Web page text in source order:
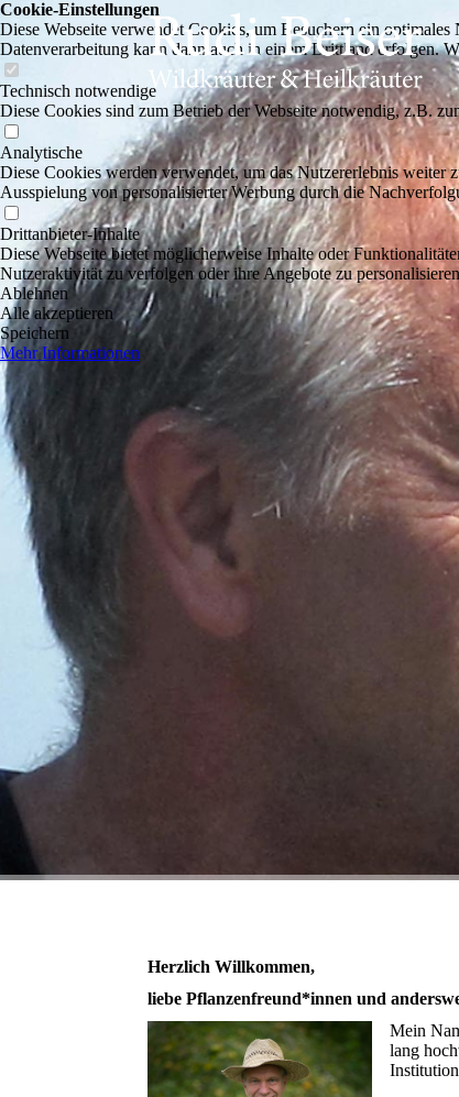
Herzlich Willkommen,
liebe Pflanzenfreund*innen und
Mein
lang
Cookie-Einstellungen
Diese Webseite verwendet Cookies, um Besuchern ein
Datenverarbeitung kann dann auch in einem Drittland erfolgen.
Technisch notwendige
Diese Cookies sind zum Betrieb der Webseite notwendig, z.B.
Analytische
Diese Cookies werden verwendet, um das Nutzererlebnis
Ausspielung von personalisierter Werbung durch die
Drittanbieter-Inhalte
Diese Webseite bietet möglicherweise Inhalte oder
Nutzeraktivität zu verfolgen oder ihre Angebote zu
Ablehnen
Alle akzeptieren
Speichern
Mehr Informationen